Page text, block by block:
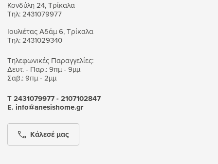
Κονδύλη 24, Τρίκαλα
Τηλ: 2431079977
Ιουλιέτας Αδάμ 6, Τρίκαλα
Τηλ: 2431029340
Τηλεφωνικές Παραγγελίες:
Δευτ. - Παρ.: 9πμ - 9μμ
Σαβ.: 9πμ - 2μμ
Τ 2431079977 - 2107102847
Ε. info@anesishome.gr
Κάλεσέ μας